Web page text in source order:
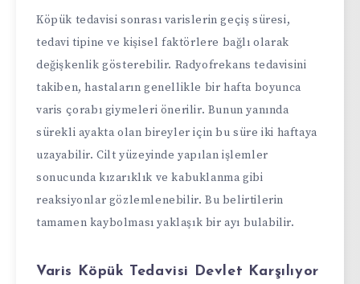
Köpük tedavisi sonrası varislerin geçiş süresi,
tedavi tipine ve kişisel faktörlere bağlı olarak
değişkenlik gösterebilir. Radyofrekans tedavisini
takiben, hastaların genellikle bir hafta boyunca
varis çorabı giymeleri önerilir. Bunun yanında
sürekli ayakta olan bireyler için bu süre iki haftaya
uzayabilir. Cilt yüzeyinde yapılan işlemler
sonucunda kızarıklık ve kabuklanma gibi
reaksiyonlar gözlemlenebilir. Bu belirtilerin
tamamen kaybolması yaklaşık bir ayı bulabilir.
Varis Köpük Tedavisi Devlet Karşılıyor